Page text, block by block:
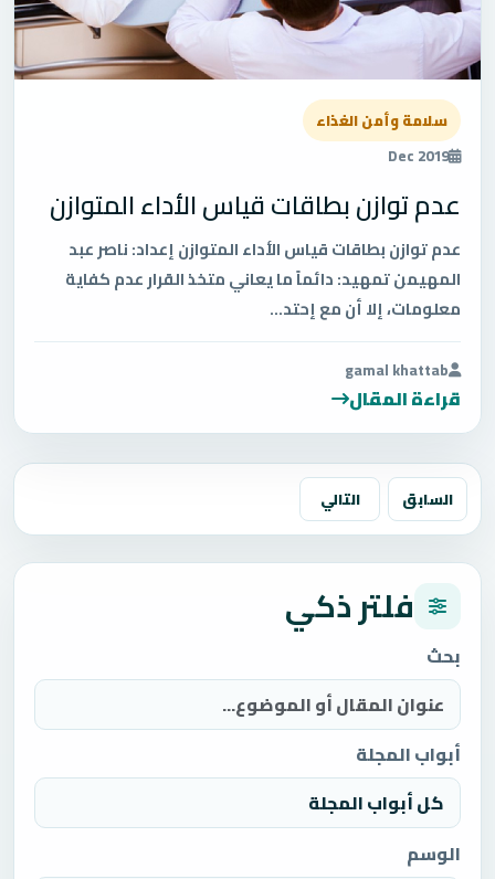
فلتر ذكي
بحث
أبواب المجلة
الوسم
سلامة وأمن الغذاء
Dec 2019
عدم توازن بطاقات قياس الأداء المتوازن
عدم توازن بطاقات قياس الأداء المتوازن إعداد: ناصر عبد
المهيمن تمهيد: دائماً ما يعاني متخذ القرار عدم كفاية
معلومات، إلا أن مع إحتد...
gamal khattab
قراءة المقال
السابق التالي